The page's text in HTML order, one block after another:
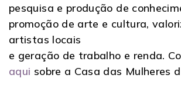
pesquisa e produção de
promoção de arte e cultura,
artistas locais
e geração de trabalho e renda.
aqui sobre a Casa das Mulheres